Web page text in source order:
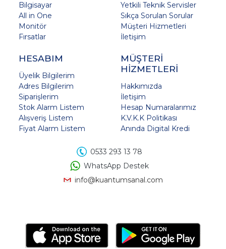
Bilgisayar
All in One
Monitör
Fırsatlar
Yetkili Teknik Servisler
Sıkça Sorulan Sorular
Müşteri Hizmetleri
İletişim
HESABIM
Üyelik Bilgilerim
Adres Bilgilerim
Siparişlerim
Stok Alarm Listem
Alışveriş Listem
Fiyat Alarm Listem
MÜŞTERİ
HİZMETLERİ
Hakkımızda
İletişim
Hesap Numaralarımız
K.V.K.K Politikası
Anında Digital Kredi
0533 293 13 78
WhatsApp Destek
info@kuantumsanal.com